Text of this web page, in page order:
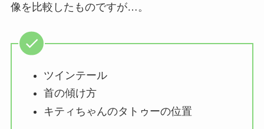
像を比較したものですが…。
ツインテール
首の傾け方
キティちゃんのタトゥーの位置